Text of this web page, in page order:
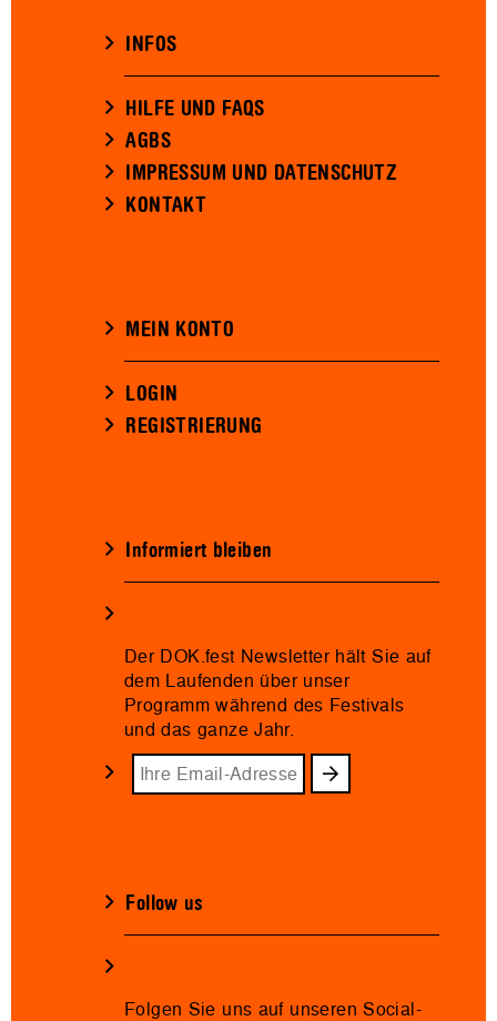
INFOS
HILFE UND FAQS
AGBS
IMPRESSUM UND DATENSCHUTZ
KONTAKT
MEIN KONTO
LOGIN
REGISTRIERUNG
Informiert bleiben
Der DOK.fest Newsletter hält Sie auf
dem Laufenden über unser
Programm während des Festivals
und das ganze Jahr.
Follow us
Folgen Sie uns auf unseren Social-